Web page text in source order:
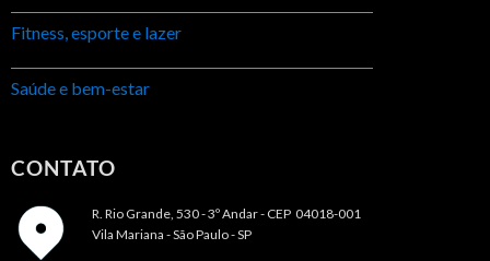
Fitness, esporte e lazer
Saúde e bem-estar
CONTATO
R. Rio Grande, 530 - 3º Andar - CEP 04018-001
Vila Mariana - São Paulo - SP